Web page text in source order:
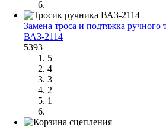
Замена троса и подтяжка ручного
ВАЗ-2114
5393
5
4
3
2
1